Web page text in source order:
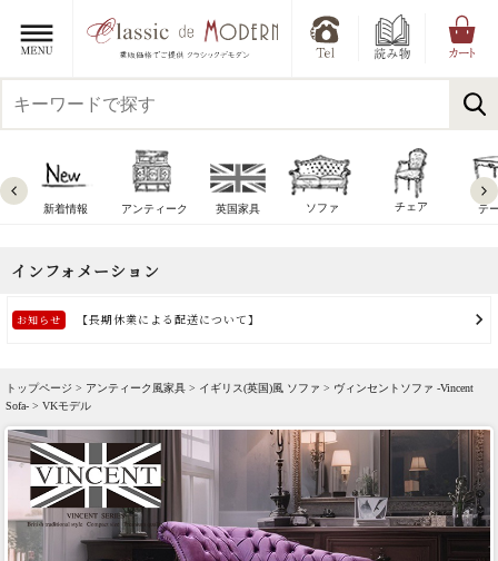
新着情報 アンティーク 英国家具 ソファ チェア テ
トップページ > アンティーク風家具 > イギリス(英国)風 ソファ > ヴィンセントソファ -Vincent
Sofa- > VKモデル